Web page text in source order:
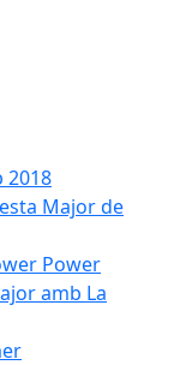
2018
Major de
Power
amb La